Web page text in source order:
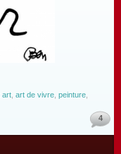
art art de vivre peinture
4